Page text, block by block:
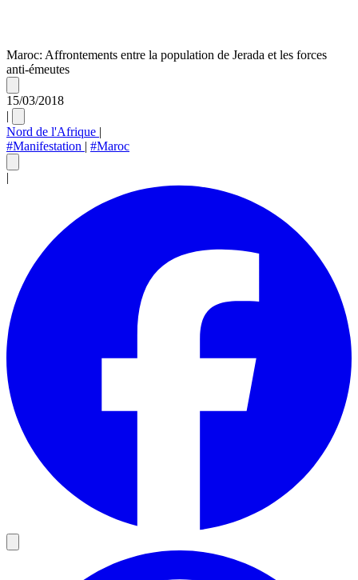
Maroc: Affrontements entre la population de Jerada et les forces
anti-émeutes
15/03/2018
|
Nord de l'Afrique |
#Manifestation | #Maroc
|